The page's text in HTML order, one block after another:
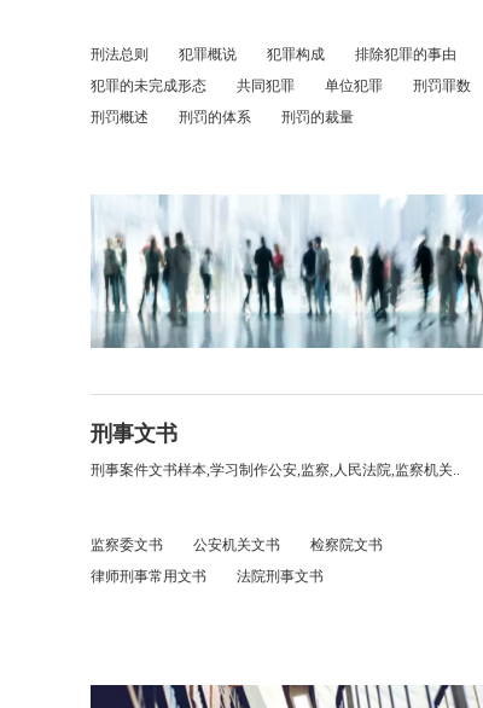
刑法总则 犯罪概说 犯罪构成
排除犯罪的事由
犯罪的未完成形态
共同犯罪 单位犯罪
刑罚罪数
刑罚概述
刑罚的体系 刑罚的裁量
刑事文书
刑事案件文书样本,学习制作公安,监察,人民法院,监察机关..
监察委文书 公安机关文书
检察院文书
律师刑事常用文书
法院刑事文书